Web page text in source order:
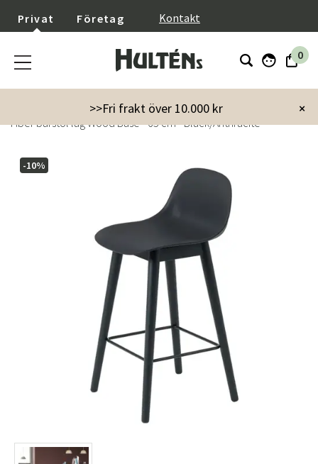
Privat Företag Kontakt
0
×
>>Fri frakt över 10.000 kr
Möbler Stolar
Barstolar
Fiber barstol låg Wood Base - 65 cm - Black/Anthracite
-10%